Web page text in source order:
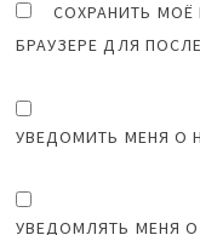
СОХРАНИТЬ МОЁ
БРАУЗЕРЕ ДЛЯ
УВЕДОМИТЬ МЕНЯ О
УВЕДОМЛЯТЬ МЕНЯ